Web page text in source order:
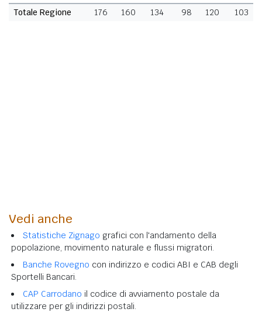
Totale Regione
176 160 134 98 120 103
Vedi anche
Statistiche Zignago grafici con l'andamento della
popolazione, movimento naturale e flussi migratori.
Banche Rovegno con indirizzo e codici ABI e CAB degli
Sportelli Bancari.
CAP Carrodano il codice di avviamento postale da
utilizzare per gli indirizzi postali.